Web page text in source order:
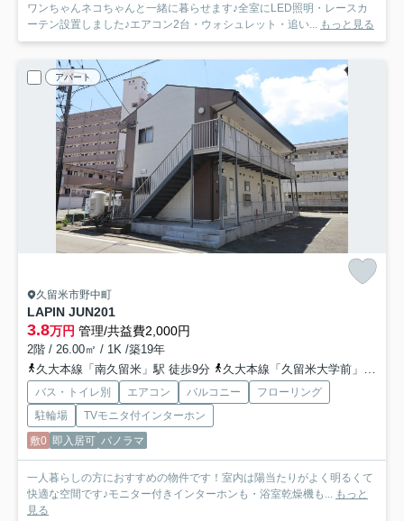
ワンちゃんネコちゃんと一緒に暮らせます♪全室にLED照明・レースカ
ーテン設置しました♪エアコン2台・ウォシュレット・追い...
もっと見る
アパート
久留米市野中町
LAPIN JUN201
3.8万円 管理/共益費2,000円
2階 / 26.00㎡ / 1K /築19年
久大本線「南久留米」駅 徒歩9分
久大本線「久留米大学前」駅 徒歩26分
バス・トイレ別 エアコン バルコニー
フローリング
駐輪場
TVモニタ付インターホン
敷0 即入居可 パノラマ
一人暮らしの方におすすめの物件です！室内は陽当たりがよく明るくて
快適な空間です♪モニター付きインターホンも・浴室乾燥機も...
もっと
見る